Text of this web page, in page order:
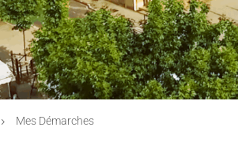
5 Mes Démarches